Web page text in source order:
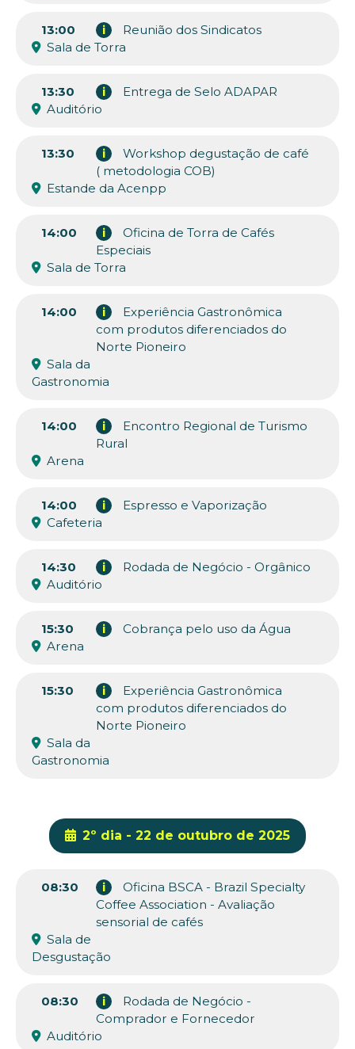
13:00 i
Reunião dos Sindicatos
Sala de Torra
13:30 i
Entrega de Selo ADAPAR
Auditório
13:30 i
Workshop degustação de café
( metodologia COB)
Estande da Acenpp
14:00 i
Oficina de Torra de Cafés
Especiais
Sala de Torra
14:00 i
Experiência Gastronômica
com produtos diferenciados do
Norte Pioneiro
Sala da
Gastronomia
14:00 i
Encontro Regional de Turismo
Rural
Arena
14:00 i
Espresso e Vaporização
Cafeteria
14:30 i
Rodada de Negócio - Orgânico
Auditório
15:30 i
Cobrança pelo uso da Água
Arena
15:30 i
Experiência Gastronômica
com produtos diferenciados do
Norte Pioneiro
Sala da
Gastronomia
2º dia - 22 de outubro de 2025
08:30 i
Oficina BSCA - Brazil Specialty
Coffee Association - Avaliação
sensorial de cafés
Sala de
Desgustação
08:30 i
Rodada de Negócio -
Comprador e Fornecedor
Auditório